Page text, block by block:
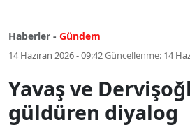
Haberler - Gündem
14 Haziran 2026 - 09:42Güncellenme: 14
Yavaş ve
güldüren diyalog